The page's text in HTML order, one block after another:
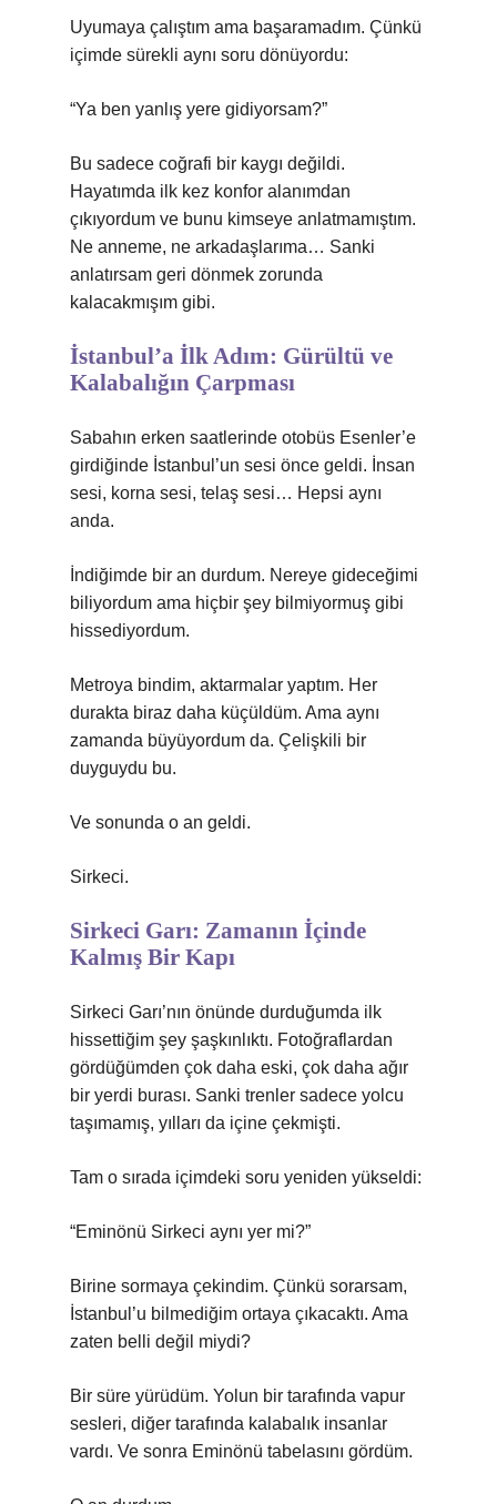
Uyumaya çalıştım ama başaramadım. Çünkü
içimde sürekli aynı soru dönüyordu:
“Ya ben yanlış yere gidiyorsam?”
Bu sadece coğrafi bir kaygı değildi.
Hayatımda ilk kez konfor alanımdan
çıkıyordum ve bunu kimseye anlatmamıştım.
Ne anneme, ne arkadaşlarıma… Sanki
anlatırsam geri dönmek zorunda
kalacakmışım gibi.
İstanbul’a İlk Adım: Gürültü ve
Kalabalığın Çarpması
Sabahın erken saatlerinde otobüs Esenler’e
girdiğinde İstanbul’un sesi önce geldi. İnsan
sesi, korna sesi, telaş sesi… Hepsi aynı
anda.
İndiğimde bir an durdum. Nereye gideceğimi
biliyordum ama hiçbir şey bilmiyormuş gibi
hissediyordum.
Metroya bindim, aktarmalar yaptım. Her
durakta biraz daha küçüldüm. Ama aynı
zamanda büyüyordum da. Çelişkili bir
duyguydu bu.
Ve sonunda o an geldi.
Sirkeci.
Sirkeci Garı: Zamanın İçinde
Kalmış Bir Kapı
Sirkeci Garı’nın önünde durduğumda ilk
hissettiğim şey şaşkınlıktı. Fotoğraflardan
gördüğümden çok daha eski, çok daha ağır
bir yerdi burası. Sanki trenler sadece yolcu
taşımamış, yılları da içine çekmişti.
Tam o sırada içimdeki soru yeniden yükseldi:
“Eminönü Sirkeci aynı yer mi?”
Birine sormaya çekindim. Çünkü sorarsam,
İstanbul’u bilmediğim ortaya çıkacaktı. Ama
zaten belli değil miydi?
Bir süre yürüdüm. Yolun bir tarafında vapur
sesleri, diğer tarafında kalabalık insanlar
vardı. Ve sonra Eminönü tabelasını gördüm.